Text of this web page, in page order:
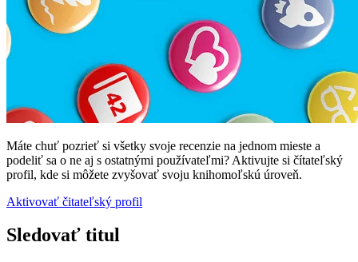
Máte chuť pozrieť si všetky svoje recenzie na jednom mieste a
podeliť sa o ne aj s ostatnými používateľmi? Aktivujte si čítateľský
profil, kde si môžete zvyšovať svoju knihomoľskú úroveň.
Aktivovať čitateľský profil
Sledovať titul